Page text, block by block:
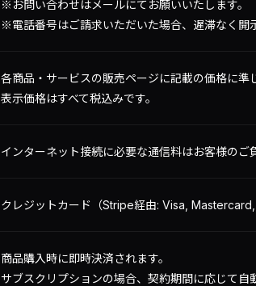
※お問い合わせはメールにてお願いいたします。
※電話番号はご請求いただいた場合、遅滞なく開
各商品・サービスの販売ページに記載の価格に準
表示価格はすべて税込みです。
インターネット接続に必要な通信料はお客様のご
クレジットカード（Stripe経由: Visa,
商品購入時に即時決済されます。
サブスクリプションの場合、契約期間に応じて自